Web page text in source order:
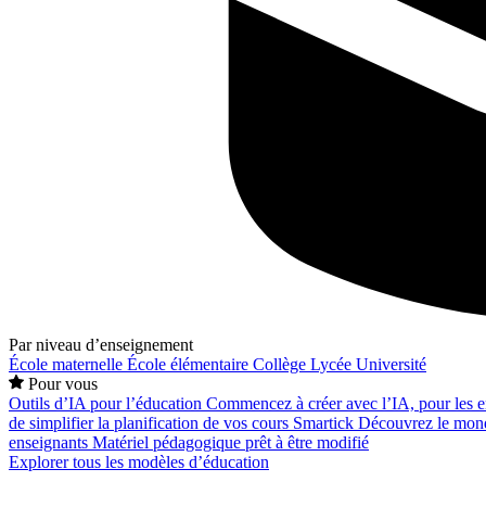
Par niveau d’enseignement
École maternelle École élémentaire Collège Lycée Université
Pour vous
Outils d’IA pour l’éducation Commencez à créer avec l’IA, pour les
de simplifier la planification de vos cours Smartick Découvrez le
enseignants Matériel pédagogique prêt à être modifié
Explorer tous les modèles d’éducation